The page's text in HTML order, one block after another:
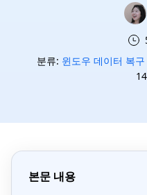
분류: 윈도우 데이터 복구
본문 내용